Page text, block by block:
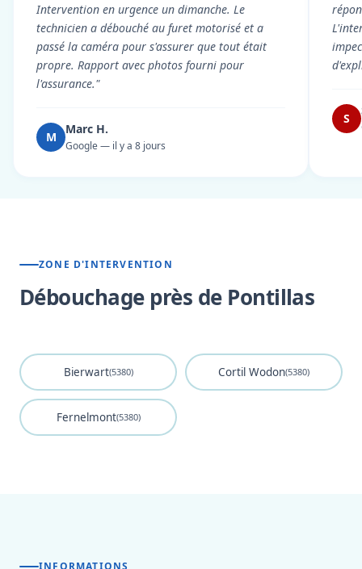
Intervention en urgence un dimanche. Le
technicien a débouché au furet motorisé et a
passé la caméra pour s'assurer que tout était
propre. Rapport avec photos fourni pour
l'assurance."
M
Marc H.
Google — il y a 8 jours
S
ZONE D'INTERVENTION
Débouchage près de Pontillas
Bierwart(5380) Cortil Wodon(5380)
Fernelmont(5380)